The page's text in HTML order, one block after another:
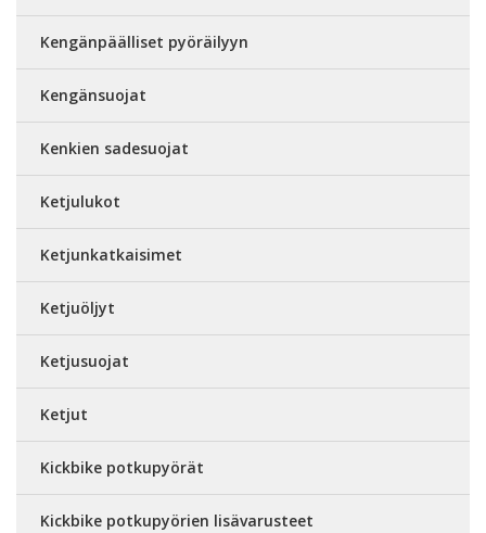
Kengänpäälliset pyöräilyyn
Kengänsuojat
Kenkien sadesuojat
Ketjulukot
Ketjunkatkaisimet
Ketjuöljyt
Ketjusuojat
Ketjut
Kickbike potkupyörät
Kickbike potkupyörien lisävarusteet